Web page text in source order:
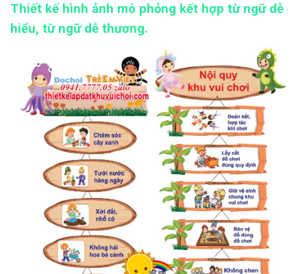
Thiết kế hình ảnh mô phỏng kết hợp từ ngữ dễ
hiểu, từ ngữ dễ thương.